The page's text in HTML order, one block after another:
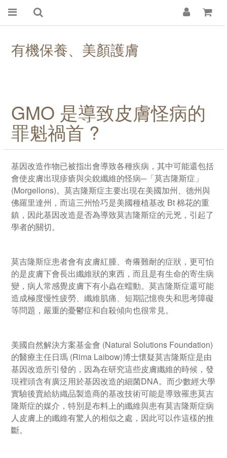
有機保養、 美顏護膚
GMO 是導致皮膚怪病的
罪魁禍首?
基因改造作物已被指出會導致各種疾病，其中可能還包括
會使皮膚出現疹瘡與尖銳纖維的怪病─「莫吉隆斯症」
(Morgellons)。莫吉隆斯症主要出現在美國加州、德州與
佛羅里達州，而這三州恰巧是美國種植基改 Bt 棉花的重
鎮，因此基因改造是否為導致莫吉隆斯症的元兇，引起了
學者的關切。
莫吉隆斯症患者會有皮膚紅腫、奇癢難耐的症狀，更可怕
的是皮膚下會長出纖維狀的東西，而且是有生命的寄生病
變，病人常感覺皮膚下有小蟲在蠕動。莫吉隆斯症還可能
造成極度慢性疲勞、纖維肌痛、短期記憶喪失和思考障礙
等問題，嚴重的憂鬱症和自殺傾向也很常見。
美國自然解決方案基金會 (Natural Solutions Foundation)
的醫療主任日瑪 (Rima Laibow)博士懷疑莫吉隆斯症是由
基因改造所引發的，因為在研究這些皮膚纖維的時候，發
現裡頭含有廣泛用於基因改造的細菌DNA。而少數經大學
實驗後賣給紡織品製造商的基改技術可能是導致罹患莫吉
隆斯症的媒介，特別是布料上的纖維與患有莫吉隆斯症病
人皮膚上的纖維有驚人的相似之處，因此可以作這樣的推
斷。